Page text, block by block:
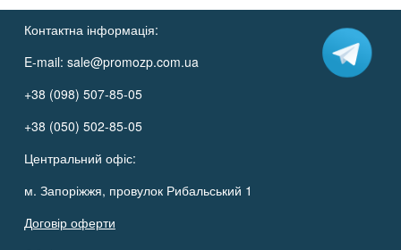
Контактна інформація:
E-mail: sale@promozp.com.ua
+38 (098) 507-85-05
+38 (050) 502-85-05
Центральний офіс:
м. Запоріжжя, провулок Рибальський 1
Договір оферти